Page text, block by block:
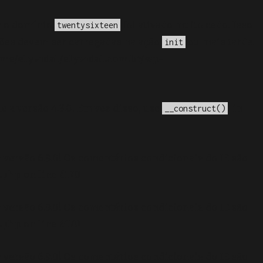
twentysixteen
init
__construct()